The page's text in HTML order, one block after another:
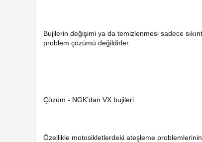
Bujilerin değişimi ya da temizlenmesi sadece
problem çözümü değildirler.
Çözüm - NGK’dan VX bujileri
Özellikle motosikletlerdeki ateşleme problemlerinin